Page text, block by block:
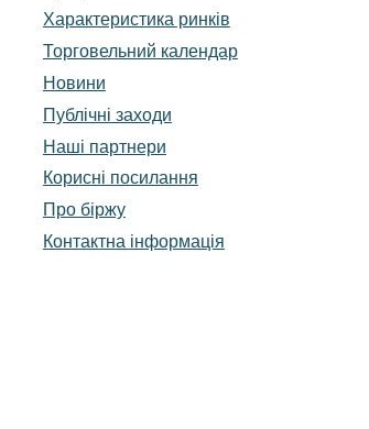
Характеристика pинків
Торговельний календар
Новини
Публічні заходи
Наші партнери
Корисні посилання
Про біржу
Контактна інформація